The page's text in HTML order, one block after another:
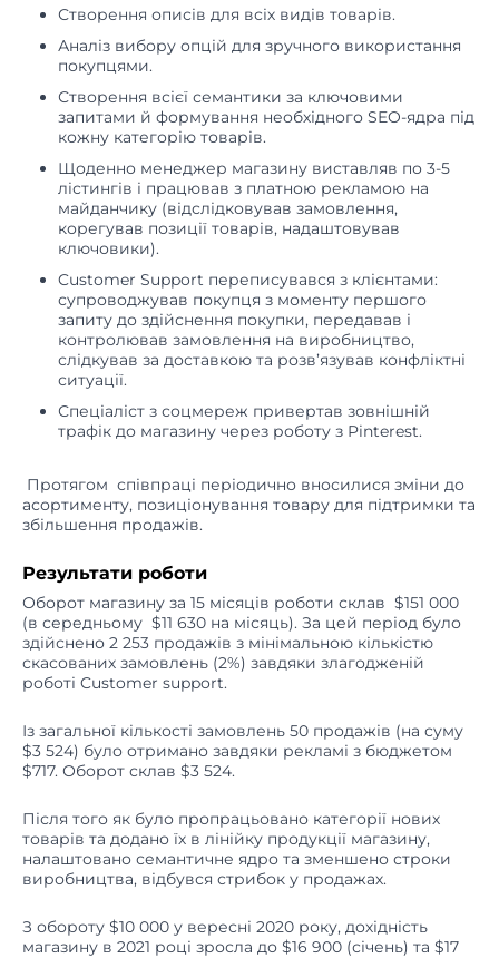
Створення описів для всіх видів товарів.
Аналіз вибору опцій для зручного використання
покупцями.
Створення всієї семантики за ключовими
запитами й формування необхідного SEO-ядра під
кожну категорію товарів.
Щоденно менеджер магазину виставляв по 3-5
лістингів і працював з платною рекламою на
майданчику (відслідковував замовлення,
корегував позиції товарів, надаштовував
ключовики).
Customer Support переписувався з клієнтами:
супроводжував покупця з моменту першого
запиту до здійснення покупки, передавав і
контролював замовлення на виробництво,
слідкував за доставкою та розв’язував конфліктні
ситуації.
Спеціаліст з соцмереж привертав зовнішній
трафік до магазину через роботу з Pinterest.
Протягом співпраці періодично вносилися зміни до
асортименту, позиціонування товару для підтримки та
збільшення продажів.
Результати роботи
Оборот магазину за 15 місяців роботи склав $151 000
(в середньому $11 630 на місяць). За цей період було
здійснено 2 253 продажів з мінімальною кількістю
скасованих замовлень (2%) завдяки злагодженій
роботі Customer support.
Із загальної кількості замовлень 50 продажів (на суму
$3 524) було отримано завдяки рекламі з бюджетом
$717. Оборот склав $3 524.
Після того як було пропрацьовано категорії нових
товарів та додано їх в лінійку продукції магазину,
налаштовано семантичне ядро та зменшено строки
виробництва, відбувся стрибок у продажах.
З обороту $10 000 у вересні 2020 року, дохідність
магазину в 2021 році зросла до $16 900 (січень) та $17